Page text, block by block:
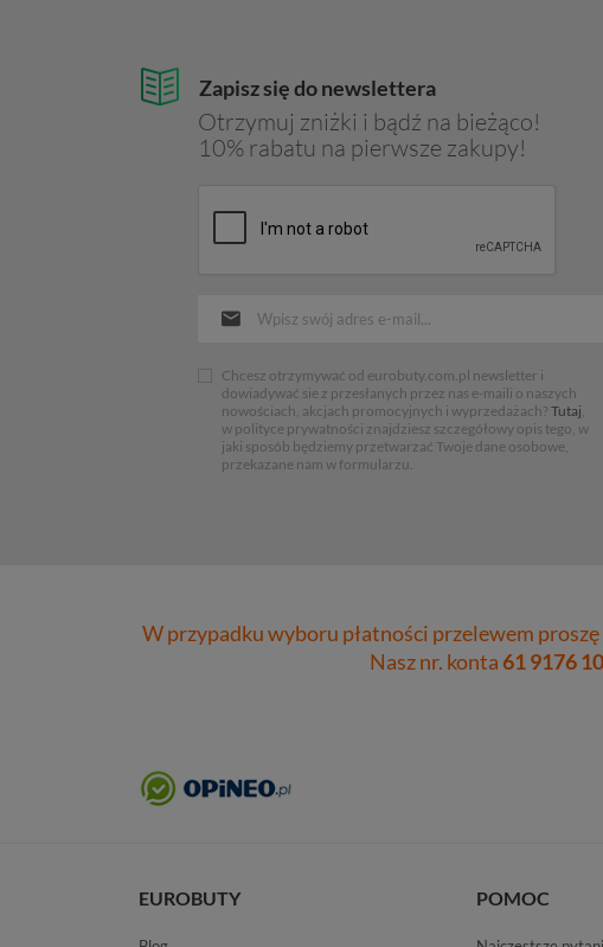
Zapisz się do newslettera
Otrzymuj zniżki i bądź na bieżąco!
10% rabatu na pierwsze zakupy!
Chcesz otrzymywać od eurobuty.com.pl newsletter i
dowiadywać sie z przesłanych przez nas e-maili o naszych
nowościach, akcjach promocyjnych i wyprzedażach? Tutaj
w polityce prywatności znajdziesz szczegółowy opis tego, w
jaki sposób będziemy przetwarzać Twoje dane osobowe,
przekazane nam w formularzu.
W przypadku wyboru płatności przelewem
Nasz nr. konta61 9176
EUROBUTY POMOC